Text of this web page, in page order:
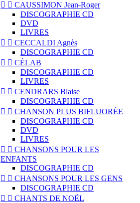
  CAUSSIMON Jean-Roger
DISCOGRAPHIE CD
DVD
LIVRES
  CECCALDI Agnès
DISCOGRAPHIE CD
  CÉLAB
DISCOGRAPHIE CD
LIVRES
  CENDRARS Blaise
DISCOGRAPHIE CD
  CHANSON PLUS BIFLUORÉE
DISCOGRAPHIE CD
DVD
LIVRES
  CHANSONS POUR LES
ENFANTS
DISCOGRAPHIE CD
  CHANSONS POUR LES GENS
DISCOGRAPHIE CD
  CHANTS DE NOËL